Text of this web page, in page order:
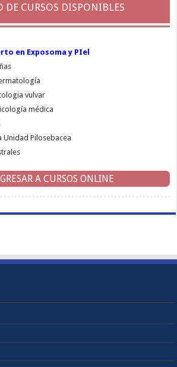
DE CURSOS DISPONIBLES
en Exposoma y PIel
vulvar
médica
Unidad Pilosebacea
A CURSOS ONLINE